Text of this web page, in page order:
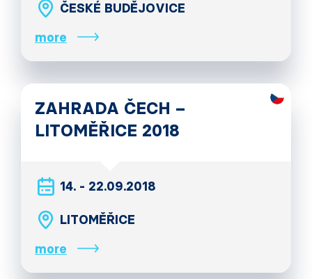
ČESKÉ BUDĚJOVICE
more
ZAHRADA ČECH –
LITOMĚŘICE 2018
14. - 22.09.2018
LITOMĚŘICE
more